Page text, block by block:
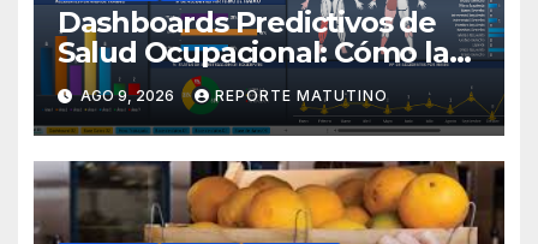
Dashboards Predictivos de
Salud Ocupacional: Cómo la
IA Anticipa el Ausentismo
Laboral en 2026 por Sol María
Sthormes Bolívar
AGO 9, 2026 REPORTE MATUTINO